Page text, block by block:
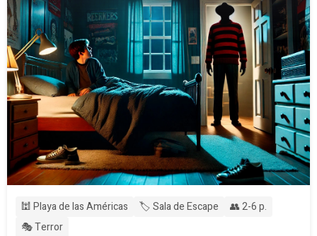
🕍 Playa de las Américas 🏷️ Sala de Escape
👥 2-6 p.
🎭 Terror